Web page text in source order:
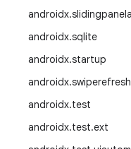
androidx.
androidx.sqlite
androidx.startup
androidx.
androidx.test
androidx.test.ext